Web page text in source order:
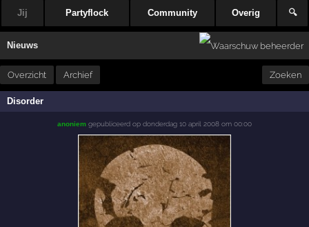
Jij Partyflock Community Overig 🔍
Nieuws
Overzicht Archief Zoeken
Disorder
anoniem gepubliceerd op donderdag 10 april 2008 om 00:00